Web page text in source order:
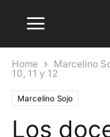
Home Marcelino
10, 11 y 12
Marcelino Sojo
Los